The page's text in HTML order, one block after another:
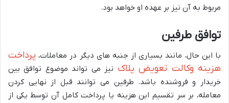
مربوط به آن نیز بر عهده او خواهد بود.
توافق طرفین
با این حال، مانند بسیاری از جنبه های دیگر در معاملات، پرداخت
هزینه وکالت تعویض پلاک نیز می تواند موضوع توافق بین
خریدار و فروشنده باشد. طرفین می توانند قبل از نهایی کردن
معامله، بر سر تقسیم این هزینه یا پرداخت کامل آن توسط یکی از